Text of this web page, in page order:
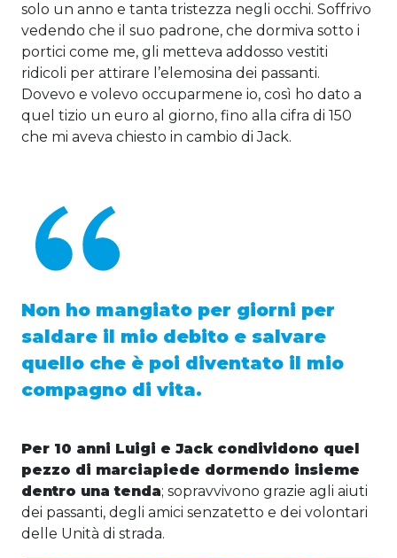
solo un anno e tanta tristezza negli occhi. Soffrivo
vedendo che il suo padrone, che dormiva sotto i
portici come me, gli metteva addosso vestiti
ridicoli per attirare l’elemosina dei passanti.
Dovevo e volevo occuparmene io, così ho dato a
quel tizio un euro al giorno, fino alla cifra di 150
che mi aveva chiesto in cambio di Jack.
Non ho mangiato per giorni per
saldare il mio debito e salvare
quello che è poi diventato il mio
compagno di vita.
Per 10 anni Luigi e Jack condividono quel
pezzo di marciapiede dormendo insieme
dentro una tenda; sopravvivono grazie agli aiuti
dei passanti, degli amici senzatetto e dei volontari
delle Unità di strada.